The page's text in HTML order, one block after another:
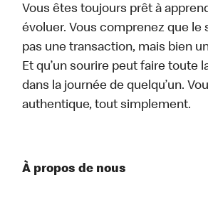
Vous êtes toujours prêt à
évoluer. Vous comprenez que le
pas une transaction, mais bien
Et qu’un sourire peut faire toute
dans la journée de quelqu’un.
authentique, tout simplement.
À propos de nous